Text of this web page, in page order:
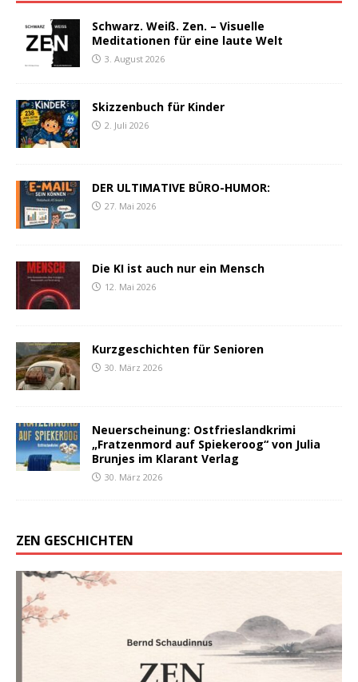
Schwarz. Weiß. Zen. – Visuelle
Meditationen für eine laute Welt
3. August 2026
Skizzenbuch für Kinder
2. Juli 2026
DER ULTIMATIVE BÜRO-HUMOR:
27. Mai 2026
Die KI ist auch nur ein Mensch
12. Mai 2026
Kurzgeschichten für Senioren
30. März 2026
Neuerscheinung: Ostfrieslandkrimi
„Fratzenmord auf Spiekeroog“ von Julia
Brunjes im Klarant Verlag
30. März 2026
ZEN GESCHICHTEN